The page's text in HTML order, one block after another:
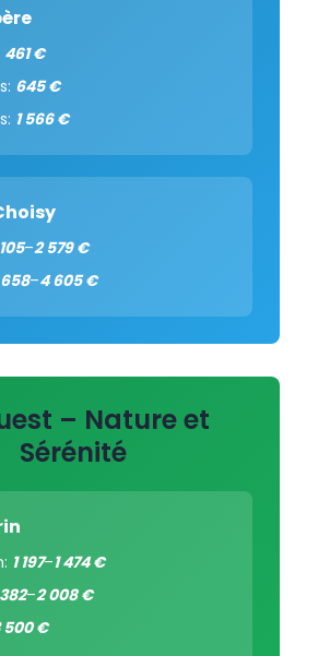
461 €
645 €
1 566 €
–2 579 €
658–4 605 €
– Nature et
Sérénité
1 197–1 474 €
382–2 008 €
500 €